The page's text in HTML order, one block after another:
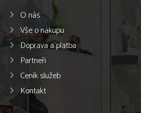
O nás
Vše o nákupu
Doprava a platba
Partneři
Ceník služeb
Kontakt